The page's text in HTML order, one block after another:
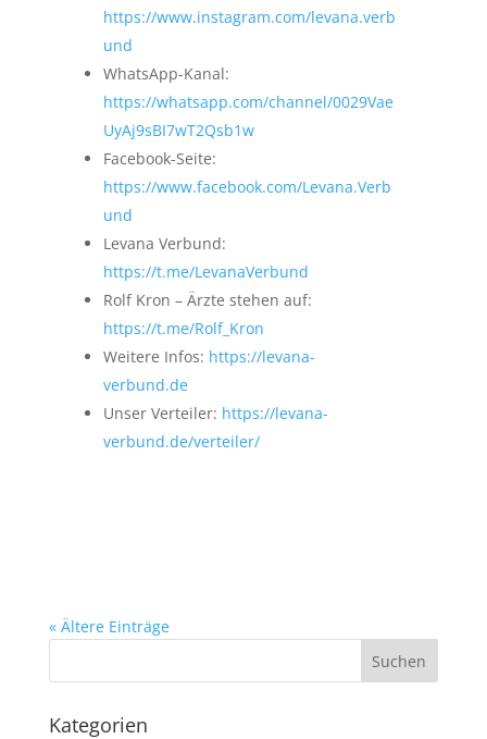
https://www.instagram.com/levana.verb
und
WhatsApp-Kanal:
https://whatsapp.com/channel/0029Vae
UyAj9sBI7wT2Qsb1w
Facebook-Seite:
https://www.facebook.com/Levana.Verb
und
Levana Verbund:
https://t.me/LevanaVerbund
Rolf Kron – Ärzte stehen auf:
https://t.me/Rolf_Kron
Weitere Infos: https://levana-
verbund.de
Unser Verteiler: https://levana-
verbund.de/verteiler/
« Ältere Einträge
Kategorien